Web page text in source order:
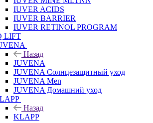
IUVER ACIDS
IUVER BARRIER
IUVER RETINOL PROGRAM
LIFT
Назад
JUVENA
JUVENA Солнцезащитный уход
JUVENA Men
JUVENA Домашний уход
Назад
KLAPP